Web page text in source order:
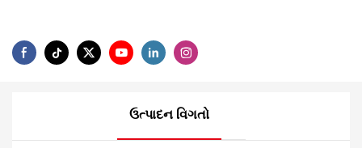
ઉત્પાદન વિગતો